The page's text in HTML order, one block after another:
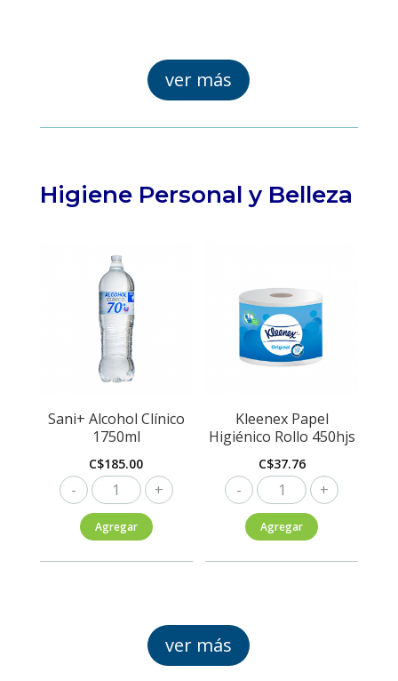
ver más
Higiene Personal y Belleza
Sani+ Alcohol Clínico
1750ml
C$185.00
Sani+
Alcohol
Clínico
Agregar
Kleenex Papel
Higiénico Rollo 450hjs
C$37.76
Kleenex
Papel
Higiénico
Agregar
ver más